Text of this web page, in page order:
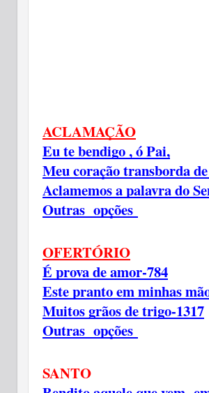
ACLAMAÇÃO
Eu te bendigo , ó Pai,
Meu coração transborda
Aclamemos a palavra do
Outras opções
OFERTÓRIO
É prova de amor-784
Este pranto em minhas
Muitos grãos de trigo-1317
Outras opções
SANTO